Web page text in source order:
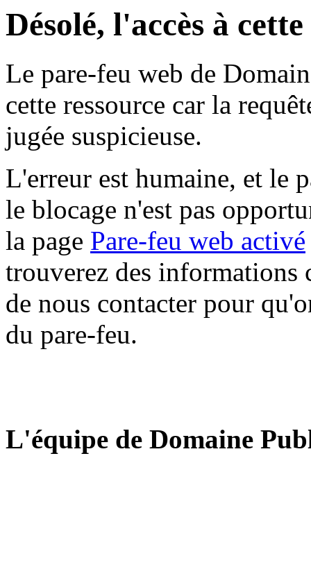
Désolé, l'accès à
Le pare-feu web de
cette ressource car la
jugée suspicieuse.
L'erreur est humaine, et le
le blocage n'est pas
la page Pare-feu web activé
trouverez des informations
de nous contacter pour
du pare-feu.
L'équipe de Domaine